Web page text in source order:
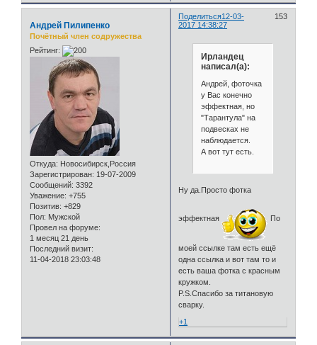
Поделиться 153
12-03-
2017 14:38:27
Андрей Пилипенко
Почётный член содружества
Рейтинг:
Откуда: Новосибирск,Россия
Зарегистрирован: 19-07-2009
Сообщений: 3392
Уважение: +755
Позитив: +829
Пол: Мужской
Провел на форуме:
1 месяц 21 день
Последний визит:
11-04-2018 23:03:48
Ирландец
написал(а):
Андрей, фоточка
у Вас конечно
эффектная, но
"Тарантула" на
подвесках не
наблюдается.
А вот тут есть.
Ну да.Просто фотка
эффектная По
моей ссылке там есть ещё
одна ссылка и вот там то и
есть ваша фотка с красным
кружком.
P.S.Спасибо за титановую
сварку.
+1